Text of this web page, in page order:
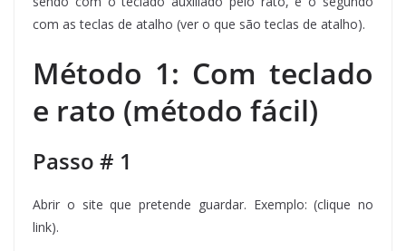
com as teclas de atalho (ver o que são teclas de atalho).
Método 1: Com teclado
e rato (método fácil)
Passo # 1
Abrir o site que pretende guardar. Exemplo: (clique no
link).